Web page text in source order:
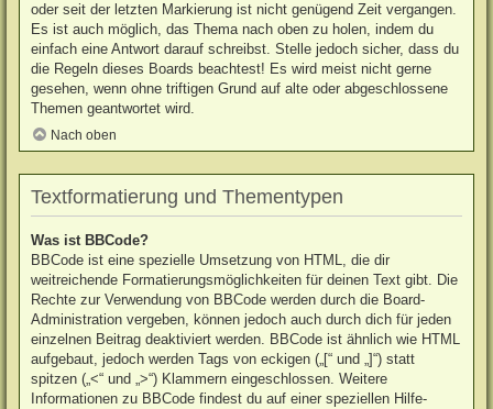
oder seit der letzten Markierung ist nicht genügend Zeit vergangen.
Es ist auch möglich, das Thema nach oben zu holen, indem du
einfach eine Antwort darauf schreibst. Stelle jedoch sicher, dass du
die Regeln dieses Boards beachtest! Es wird meist nicht gerne
gesehen, wenn ohne triftigen Grund auf alte oder abgeschlossene
Themen geantwortet wird.
Nach oben
Textformatierung und Thementypen
Was ist BBCode?
BBCode ist eine spezielle Umsetzung von HTML, die dir
weitreichende Formatierungsmöglichkeiten für deinen Text gibt. Die
Rechte zur Verwendung von BBCode werden durch die Board-
Administration vergeben, können jedoch auch durch dich für jeden
einzelnen Beitrag deaktiviert werden. BBCode ist ähnlich wie HTML
aufgebaut, jedoch werden Tags von eckigen („[“ und „]“) statt
spitzen („<“ und „>“) Klammern eingeschlossen. Weitere
Informationen zu BBCode findest du auf einer speziellen Hilfe-